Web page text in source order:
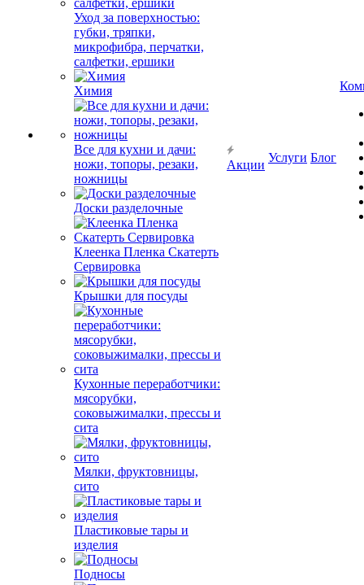
Уход за поверхностью:
губки, тряпки,
микрофибра, перчатки,
салфетки, ершики
Химия
Все для кухни и дачи:
ножи, топоры, резаки,
ножницы
Доски разделочные
Клеенка Пленка Скатерть
Сервировка
Крышки для посуды
Кухонные переработчики:
мясорубки,
соковыжималки, прессы и
сита
Мялки, фруктовницы,
сито
Пластиковые тары и
изделия
Подносы
Акции
Услуги Блог